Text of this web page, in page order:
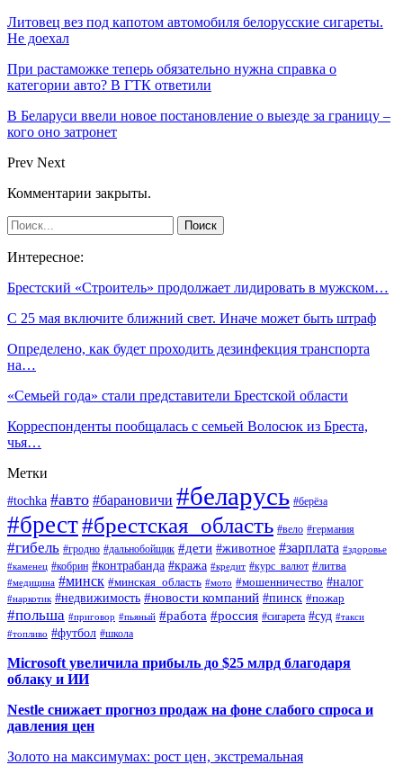
Литовец вез под капотом автомобиля белорусские сигареты.
Не доехал
При растаможке теперь обязательно нужна справка о
категории авто? В ГТК ответили
В Беларуси ввели новое постановление о выезде за границу –
кого оно затронет
Prev Next
Комментарии закрыты.
Интересное:
Брестский «Строитель» продолжает лидировать в мужском…
С 25 мая включите ближний свет. Иначе может быть штраф
Определено, как будет проходить дезинфекция транспорта
на…
«Семьей года» стали представители Брестской области
Корреспонденты пообщалась с семьей Волосюк из Бреста,
чья…
Метки
#tochka #авто #барановичи #беларусь #берёза
#брест#брестская_область #вело #германия
#гибель #гродно #дальнобойщик #дети #животное #зарплата #здоровье
#каменец #кобрин #контрабанда #кража #кредит #курс_валют #литва
#медицина #минск #минская_область #мото #мошенничество #налог
#наркотик #недвижимость #новости компаний #пинск #пожар
#польша #приговор #пьяный #работа #россия #сигарета #суд #такси
#топливо #футбол #школа
Microsoft увеличила прибыль до $25 млрд благодаря
облаку и ИИ
Nestle снижает прогноз продаж на фоне слабого спроса и
давления цен
Золото на максимумах: рост цен, экстремальная